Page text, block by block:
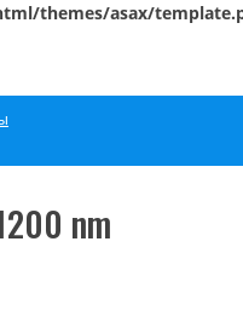
themes/asax/
nm